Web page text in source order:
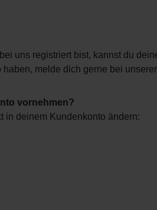
uns registriert bist, kannst du
melde dich gerne bei
vornehmen?
in deinem Kundenkonto ändern: